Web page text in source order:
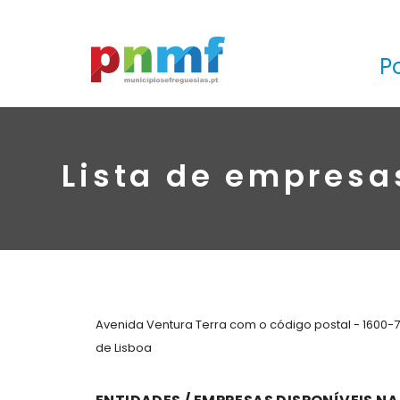
Lista de
Avenida Ventura Terra com o código postal -
de Lisboa